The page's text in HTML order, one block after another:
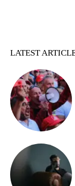
LATEST